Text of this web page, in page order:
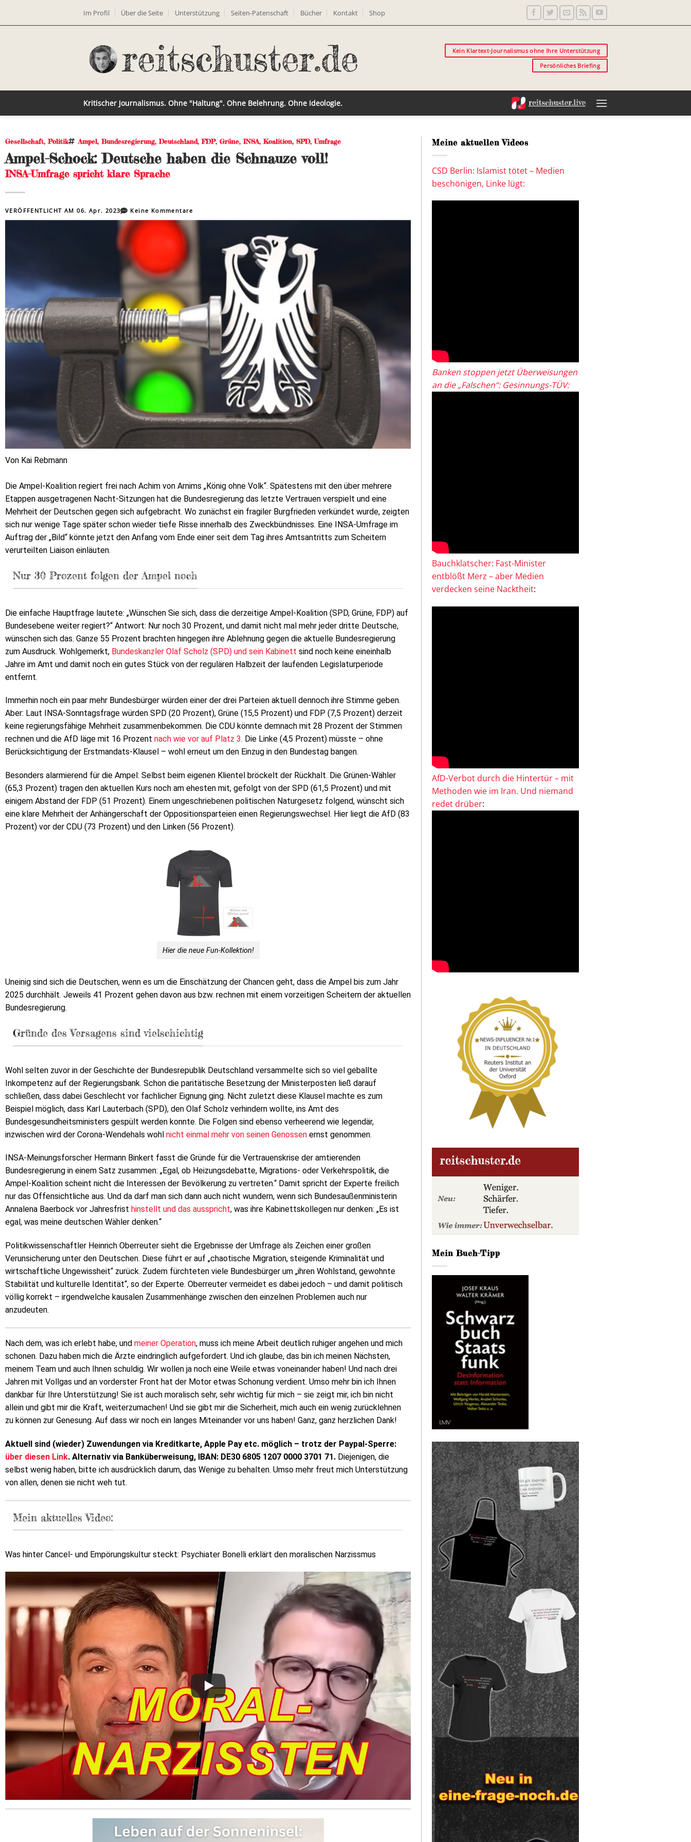
Im Profil Über die Seite Unterstützung Seiten-Patenschaft Bücher Kontakt Shop
Kein Klartext-Journalismus ohne Ihre Unterstützung
Persönliches Briefing
Kritischer Journalismus. Ohne "Haltung". Ohne Belehrung. Ohne Ideologie.
Gesellschaft,Politik Ampel, Bundesregierung,Deutschland,FDP, Grüne,INSA, Koalition, SPD,Umfrage
Ampel-Schock: Deutsche haben die Schnauze voll!
INSA-Umfrage spricht klare Sprache
VERÖFFENTLICHT AM06. Apr. 2023 Keine Kommentare
Von Kai Rebmann
Die Ampel-Koalition regiert frei nach Achim von Arnims „König ohne Volk“. Spätestens mit den über mehrere
Etappen ausgetragenen Nacht-Sitzungen hat die Bundesregierung das letzte Vertrauen verspielt und eine
Mehrheit der Deutschen gegen sich aufgebracht. Wo zunächst ein fragiler Burgfrieden verkündet wurde, zeigten
sich nur wenige Tage später schon wieder tiefe Risse innerhalb des Zweckbündnisses. Eine INSA-Umfrage im
Auftrag der „Bild“ könnte jetzt den Anfang vom Ende einer seit dem Tag ihres Amtsantritts zum Scheitern
verurteilten Liaison einläuten.
Nur 30 Prozent folgen der Ampel noch
Die einfache Hauptfrage lautete: „Wünschen Sie sich, dass die derzeitige Ampel-Koalition (SPD, Grüne, FDP) auf
Bundesebene weiter regiert?“ Antwort: Nur noch 30 Prozent, und damit nicht mal mehr jeder dritte Deutsche,
wünschen sich das. Ganze 55 Prozent brachten hingegen ihre Ablehnung gegen die aktuelle Bundesregierung
zum Ausdruck. Wohlgemerkt, Bundeskanzler Olaf Scholz (SPD) und sein Kabinett sind noch keine eineinhalb
Jahre im Amt und damit noch ein gutes Stück von der regulären Halbzeit der laufenden Legislaturperiode
entfernt.
Immerhin noch ein paar mehr Bundesbürger würden einer der drei Parteien aktuell dennoch ihre Stimme geben.
Aber: Laut INSA-Sonntagsfrage würden SPD (20 Prozent), Grüne (15,5 Prozent) und FDP (7,5 Prozent) derzeit
keine regierungsfähige Mehrheit zusammenbekommen. Die CDU könnte demnach mit 28 Prozent der Stimmen
rechnen und die AfD läge mit 16 Prozent nach wie vor auf Platz 3. Die Linke (4,5 Prozent) müsste – ohne
Berücksichtigung der Erstmandats-Klausel – wohl erneut um den Einzug in den Bundestag bangen.
Besonders alarmierend für die Ampel: Selbst beim eigenen Klientel bröckelt der Rückhalt. Die Grünen-Wähler
(65,3 Prozent) tragen den aktuellen Kurs noch am ehesten mit, gefolgt von der SPD (61,5 Prozent) und mit
einigem Abstand der FDP (51 Prozent). Einem ungeschriebenen politischen Naturgesetz folgend, wünscht sich
eine klare Mehrheit der Anhängerschaft der Oppositionsparteien einen Regierungswechsel. Hier liegt die AfD (83
Prozent) vor der CDU (73 Prozent) und den Linken (56 Prozent).
Hier die neue Fun-Kollektion!
Uneinig sind sich die Deutschen, wenn es um die Einschätzung der Chancen geht, dass die Ampel bis zum Jahr
2025 durchhält. Jeweils 41 Prozent gehen davon aus bzw. rechnen mit einem vorzeitigen Scheitern der aktuellen
Bundesregierung.
Gründe des Versagens sind vielschichtig
Wohl selten zuvor in der Geschichte der Bundesrepublik Deutschland versammelte sich so viel geballte
Inkompetenz auf der Regierungsbank. Schon die paritätische Besetzung der Ministerposten ließ darauf
schließen, dass dabei Geschlecht vor fachlicher Eignung ging. Nicht zuletzt diese Klausel machte es zum
Beispiel möglich, dass Karl Lauterbach (SPD), den Olaf Scholz verhindern wollte, ins Amt des
Bundesgesundheitsministers gespült werden konnte. Die Folgen sind ebenso verheerend wie legendär,
inzwischen wird der Corona-Wendehals wohl nicht einmal mehr von seinen Genossen ernst genommen.
INSA-Meinungsforscher Hermann Binkert fasst die Gründe für die Vertrauenskrise der amtierenden
Bundesregierung in einem Satz zusammen: „Egal, ob Heizungsdebatte, Migrations- oder Verkehrspolitik, die
Ampel-Koalition scheint nicht die Interessen der Bevölkerung zu vertreten.“ Damit spricht der Experte freilich
nur das Offensichtliche aus. Und da darf man sich dann auch nicht wundern, wenn sich Bundesaußenministerin
Annalena Baerbock vor Jahresfrist hinstellt und das ausspricht, was ihre Kabinettskollegen nur denken: „Es ist
egal, was meine deutschen Wähler denken.“
Politikwissenschaftler Heinrich Oberreuter sieht die Ergebnisse der Umfrage als Zeichen einer großen
Verunsicherung unter den Deutschen. Diese führt er auf „chaotische Migration, steigende Kriminalität und
wirtschaftliche Ungewissheit“ zurück. Zudem fürchteten viele Bundesbürger um „ihren Wohlstand, gewohnte
Stabilität und kulturelle Identität“, so der Experte. Oberreuter vermeidet es dabei jedoch – und damit politisch
völlig korrekt – irgendwelche kausalen Zusammenhänge zwischen den einzelnen Problemen auch nur
anzudeuten.
Nach dem, was ich erlebt habe, und meiner Operation, muss ich meine Arbeit deutlich ruhiger angehen und mich
schonen. Dazu haben mich die Ärzte eindringlich aufgefordert. Und ich glaube, das bin ich meinen Nächsten,
meinem Team und auch Ihnen schuldig. Wir wollen ja noch eine Weile etwas voneinander haben! Und nach drei
Jahren mit Vollgas und an vorderster Front hat der Motor etwas Schonung verdient. Umso mehr bin ich Ihnen
dankbar für Ihre Unterstützung! Sie ist auch moralisch sehr, sehr wichtig für mich – sie zeigt mir, ich bin nicht
allein und gibt mir die Kraft, weiterzumachen! Und sie gibt mir die Sicherheit, mich auch ein wenig zurücklehnen
zu können zur Genesung. Auf dass wir noch ein langes Miteinander vor uns haben! Ganz, ganz herzlichen Dank!
Aktuell sind (wieder) Zuwendungen via Kreditkarte, Apple Pay etc. möglich – trotz der Paypal-Sperre:
über diesen Link. Alternativ via Banküberweisung, IBAN: DE30 6805 1207 0000 3701 71. Diejenigen, die
selbst wenig haben, bitte ich ausdrücklich darum, das Wenige zu behalten. Umso mehr freut mich Unterstützung
von allen, denen sie nicht weh tut.
Mein aktuelles Video:
Was hinter Cancel- und Empörungskultur steckt: Psychiater Bonelli erklärt den moralischen Narzissmus
Meine aktuellen Videos
CSD Berlin: Islamist tötet – Medien
beschönigen, Linke lügt:
Banken stoppen jetzt Überweisungen
an die „Falschen“: Gesinnungs-TÜV:
Bauchklatscher: Fast-Minister
entblößt Merz – aber Medien
verdecken seine Nacktheit:
AfD-Verbot durch die Hintertür – mit
Methoden wie im Iran. Und niemand
redet drüber:
Mein Buch-Tipp